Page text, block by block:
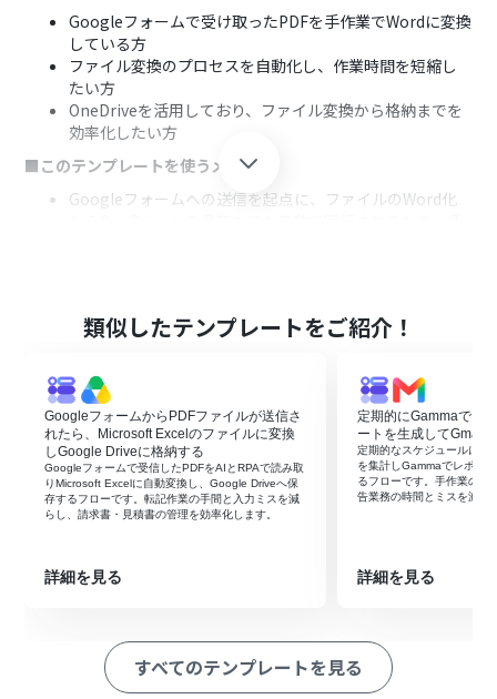
Googleフォームで受け取ったPDFを手作業でWordに変換
している方
ファイル変換のプロセスを自動化し、作業時間を短縮し
たい方
OneDriveを活用しており、ファイル変換から格納までを
効率化したい方
■このテンプレートを使うメリット
Googleフォームへの送信を起点に、ファイルのWord化
■フローボットの流れ
はじめに、Googleフォーム、Google Drive、OneDrive
をYoomと連携します。
トリガーでGoogleフォームを選択し、「フォームに回答
が送信されたら」というアクションを設定し、対象のフォ
ームを指定します。
次に、オペレーションでGoogle Driveの「ファイルをダ
ウンロードする」アクションを設定し、フォームに添付さ
ションを設定し、オンラインの変換ツールなどでPDFを
る」アクションを設定し、変換後のファイルに関する情報
をページから取得します。
最後に、オペレーションでOneDriveの「ファイルをアッ
類似したテンプレートをご紹介！
GoogleフォームからPDFファイルが送信さ
れたら、Microsoft Excelのファイルに変換
しGoogle Driveに格納する
Googleフォームで受信したPDFをAIとRPAで読み取
りMicrosoft Excelに自動変換し、Google Driveへ保
存するフローです。転記作業の手間と入力ミスを減
らし、請求書・見積書の管理を効率化します。
詳細を見る
定期的にGammaでフ
ートを生成してGmail
定期的なスケジュールに合
を集計しGammaでレポー
るフローです。手作業の集
告業務の時間とミスを減ら
詳細を見る
すべてのテンプレートを見る